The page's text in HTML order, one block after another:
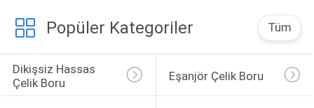
Boruları
Popüler Kategoriler Tüm
Dikişsiz Hassas
Çelik Boru
Eşanjör Çelik Boru